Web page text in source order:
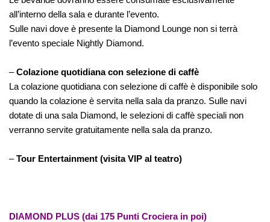
all’interno della sala e durante l’evento.
Sulle navi dove è presente la Diamond Lounge non si terrà
l’evento speciale Nightly Diamond.
–Colazione quotidiana con selezione di caffè
La colazione quotidiana con selezione di caffè è disponibile solo
quando la colazione è servita nella sala da pranzo. Sulle navi
dotate di una sala Diamond, le selezioni di caffè speciali non
verranno servite gratuitamente nella sala da pranzo.
–Tour Entertainment (visita VIP al teatro)
DIAMOND PLUS (dai 175 Punti Crociera in poi)